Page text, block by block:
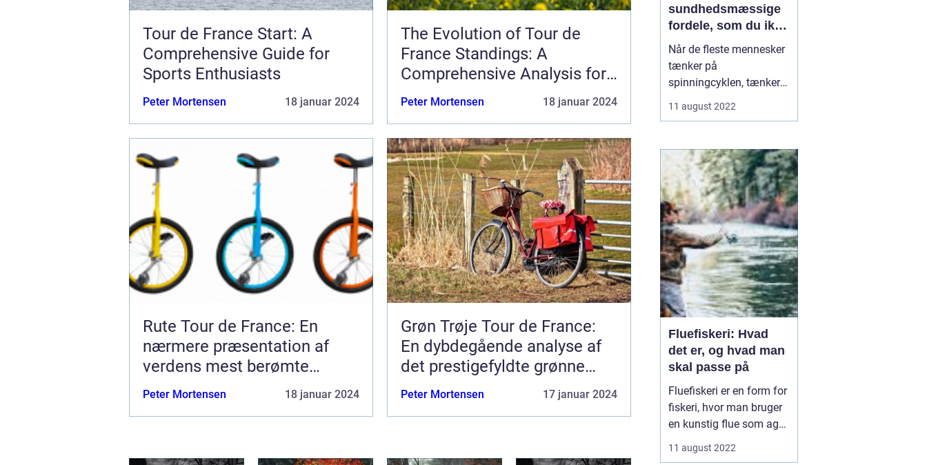
Tour de France Start: A
Comprehensive Guide for
Sports Enthusiasts
Peter Mortensen 18 januar 2024
The Evolution of Tour de
France Standings: A
Comprehensive Analysis for
Sports Enthusiasts
Peter Mortensen 18 januar 2024
Rute Tour de France: En
nærmere præsentation af
verdens mest berømte
cykelløb
Peter Mortensen 18 januar 2024
Grøn Trøje Tour de France:
En dybdegående analyse af
det prestigefyldte grønne
pointklassement
Peter Mortensen 17 januar 2024
sundhedsmæssige
fordele, som du ikke
kendte til
Når de fleste mennesker
tænker på
spinningcyklen, tænker
at få en god træning på.
sandt - spinningcyklen er
en fremragende måde at
forbrænd...
11 august 2022
Fluefiskeri: Hvad
det er, og hvad man
skal passe på
Fluefiskeri er en form for
fiskeri, hvor man bruger
en kunstig flue som agn.
andre former for fiskeri
11 august 2022